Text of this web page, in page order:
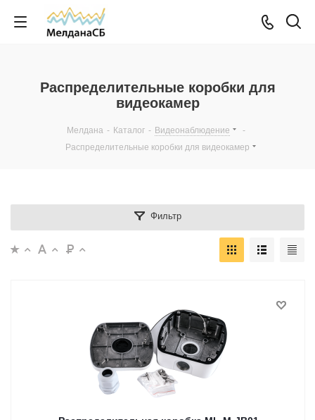
Распределительные коробки для
видеокамер
Мелдана - Каталог - Видеонаблюдение
-
Распределительные коробки для видеокамер
Фильтр